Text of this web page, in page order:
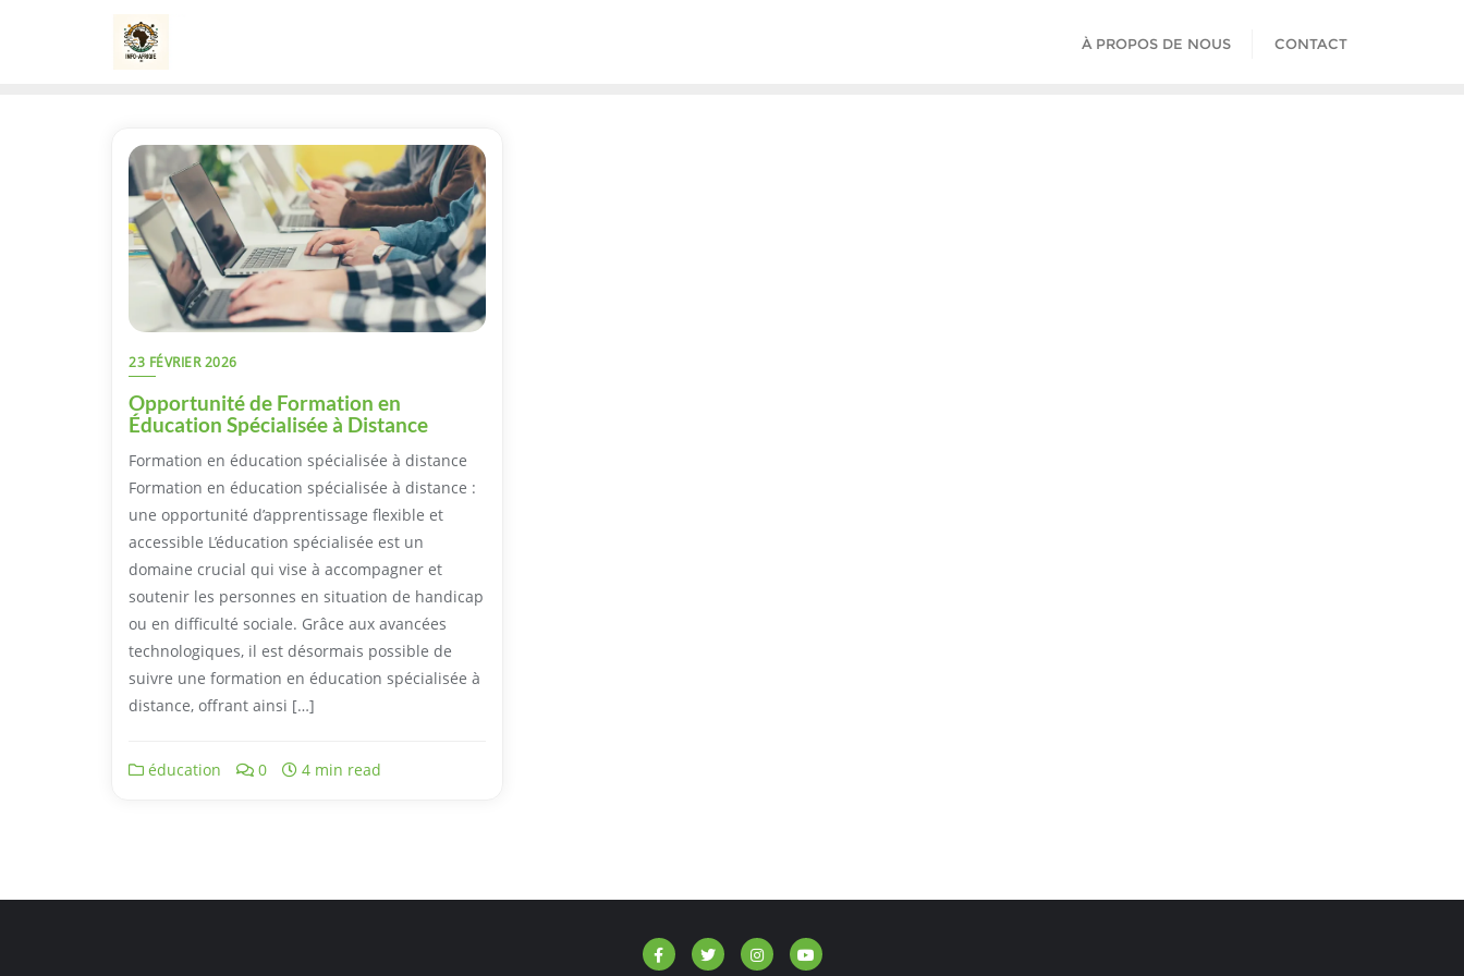
À PROPOS DE NOUS CONTACT
23 FÉVRIER 2026
Opportunité de Formation en
Éducation Spécialisée à Distance
Formation en éducation spécialisée à distance
Formation en éducation spécialisée à distance :
une opportunité d’apprentissage flexible et
accessible L’éducation spécialisée est un
domaine crucial qui vise à accompagner et
soutenir les personnes en situation de handicap
ou en difficulté sociale. Grâce aux avancées
technologiques, il est désormais possible de
suivre une formation en éducation spécialisée à
distance, offrant ainsi […]
éducation 0 4 min read